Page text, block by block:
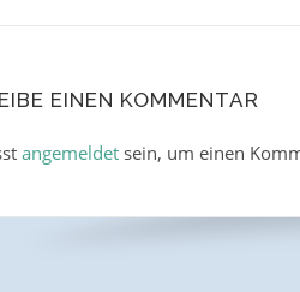
EINEN KOMMENTAR
angemeldetsein, um einen